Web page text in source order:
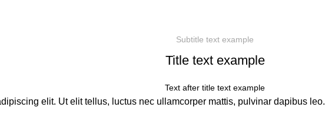
Subtitle text example
Title text example
Text after title text example
elit. Ut elit tellus, luctus nec ullamcorper mattis, pulvinar dapibus leo.